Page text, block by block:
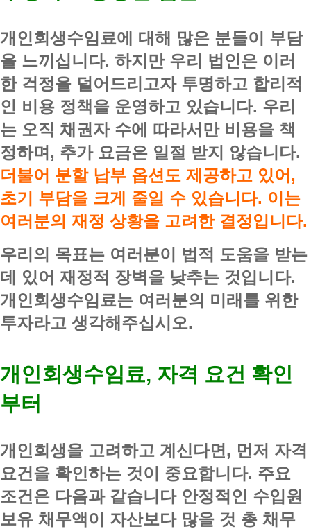
개인회생수임료에 대해 많은 분들이 부담
을 느끼십니다. 하지만 우리 법인은 이러
한 걱정을 덜어드리고자 투명하고 합리적
인 비용 정책을 운영하고 있습니다. 우리
는 오직 채권자 수에 따라서만 비용을 책
정하며, 추가 요금은 일절 받지 않습니다.
더불어 분할 납부 옵션도 제공하고 있어,
초기 부담을 크게 줄일 수 있습니다. 이는
여러분의 재정 상황을 고려한 결정입니다.
우리의 목표는 여러분이 법적 도움을 받는
데 있어 재정적 장벽을 낮추는 것입니다.
개인회생수임료는 여러분의 미래를 위한
투자라고 생각해주십시오.
개인회생수임료, 자격 요건 확인
부터
개인회생을 고려하고 계신다면, 먼저 자격
요건을 확인하는 것이 중요합니다. 주요
조건은 다음과 같습니다 안정적인 수입원
보유 채무액이 자산보다 많을 것 총 채무